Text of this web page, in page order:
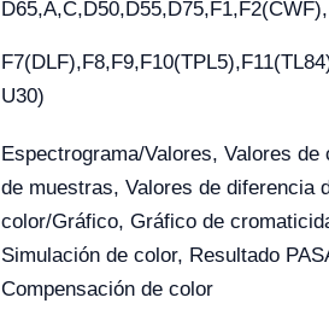
U30)
Espectrograma/Valores, Valores de
de muestras, Valores de diferencia
color/Gráfico, Gráfico de
Simulación de color, Resultado
Compensación de color